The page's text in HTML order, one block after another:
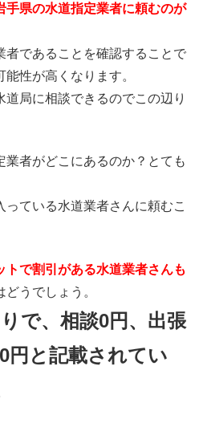
手県の水道指定業者に頼むのが
者であることを確認することで
性が高くなります。
局に相談できるのでこの辺り
業者がどこにあるのか？とても
ている水道業者さんに頼むこ
トで割引がある水道業者さんも
どうでしょう。
で、相談0円、出張
円と記載されてい